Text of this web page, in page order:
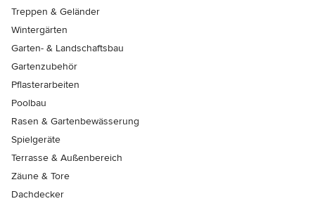
Treppen & Geländer
Wintergärten
Garten- & Landschaftsbau
Gartenzubehör
Pflasterarbeiten
Poolbau
Rasen & Gartenbewässerung
Spielgeräte
Terrasse & Außenbereich
Zäune & Tore
Dachdecker